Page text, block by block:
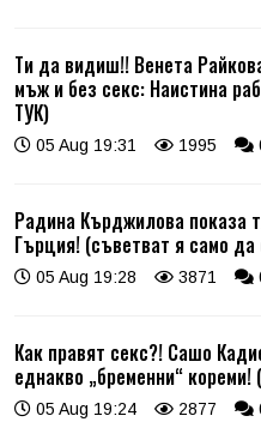
Ти да видиш!! Венета
мъж и без секс: Наистина
ТУК)
05 Aug 19:31 1995
Радина Кърджилова показа
Гърция! (съветват я само
05 Aug 19:28 3871
Как правят секс?! Сашо
еднакво „бременни“
05 Aug 19:24 2877